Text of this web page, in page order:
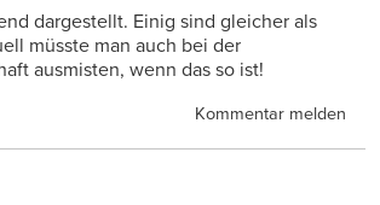
dargestellt. Einig sind gleicher als
müsste man auch bei der
ausmisten, wenn das so ist!
Kommentar melden